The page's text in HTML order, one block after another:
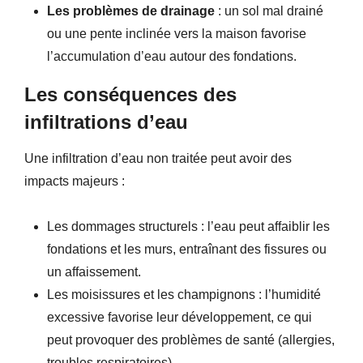
Les problèmes de drainage : un sol mal drainé
ou une pente inclinée vers la maison favorise
l’accumulation d’eau autour des fondations.
Les conséquences des
infiltrations d’eau
Une infiltration d’eau non traitée peut avoir des
impacts majeurs :
Les dommages structurels : l’eau peut affaiblir les
fondations et les murs, entraînant des fissures ou
un affaissement.
Les moisissures et les champignons : l’humidité
excessive favorise leur développement, ce qui
peut provoquer des problèmes de santé (allergies,